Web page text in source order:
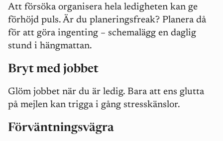
Att försöka organisera hela ledigheten kan ge
förhöjd puls. Är du planeringsfreak? Planera då
för att göra ingenting – schemalägg en daglig
stund i hängmattan.
Bryt med jobbet
Glöm jobbet när du är ledig. Bara att ens glutta
på mejlen kan trigga i gång stresskänslor.
Förväntningsvägra